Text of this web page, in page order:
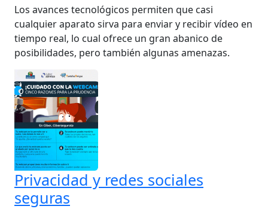
Los avances tecnológicos permiten que casi
cualquier aparato sirva para enviar y recibir vídeo en
tiempo real, lo cual ofrece un gran abanico de
posibilidades, pero también algunas amenazas.
Privacidad y redes sociales
seguras